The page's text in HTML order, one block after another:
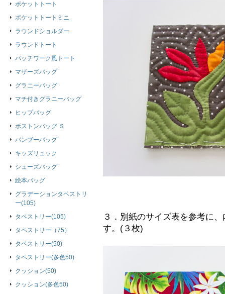
３．別紙のサイズ表を参考に
す。(３枚)
ポケットトート
ポケットトートミニ
ラウンドショルダー
ラウンドトート
パッチワーク風トート
マザーズバッグ
グラニーバッグ
マチ付きグラニーバッグ
ヒップバッグ
ボストンバッグ Ｓ
バンブーバッグ
キッズリュック
シューズバッグ
絵本バッグ
グラデーションタペストリ
ー(105)
タペストリー(105)
タペストリー（75）
タペストリー(50)
タペストリー(多色50)
クッション(50)
クッション(多色50)